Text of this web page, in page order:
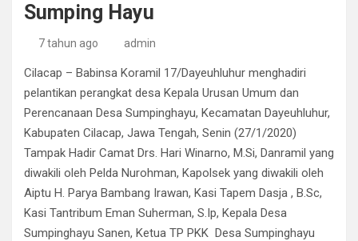
Sumping Hayu
7 tahun ago admin
Cilacap – Babinsa Koramil 17/Dayeuhluhur menghadiri
pelantikan perangkat desa Kepala Urusan Umum dan
Perencanaan Desa Sumpinghayu, Kecamatan Dayeuhluhur,
Kabupaten Cilacap, Jawa Tengah, Senin (27/1/2020)
Tampak Hadir Camat Drs. Hari Winarno, M.Si, Danramil yang
diwakili oleh Pelda Nurohman, Kapolsek yang diwakili oleh
Aiptu H. Parya Bambang Irawan, Kasi Tapem Dasja , B.Sc,
Kasi Tantribum Eman Suherman, S.Ip, Kepala Desa
Sumpinghayu Sanen, Ketua TP PKK Desa Sumpinghayu